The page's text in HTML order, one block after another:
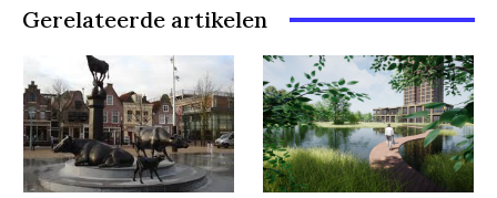
Gerelateerde artikelen